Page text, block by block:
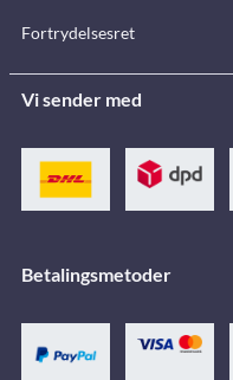
Fortrydelsesret
Vi sender med
Betalingsmetoder